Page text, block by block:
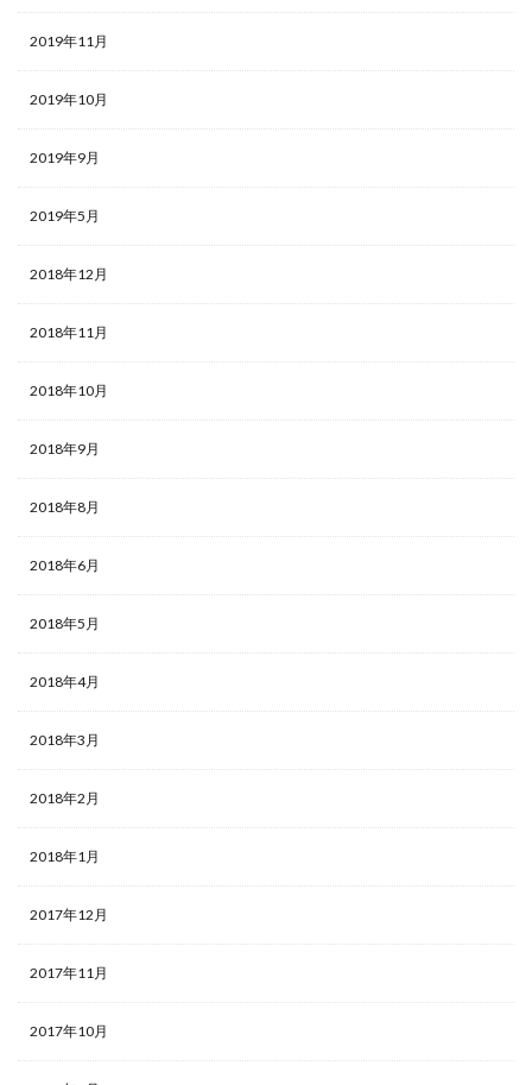
2019年11月
2019年10月
2019年9月
2019年5月
2018年12月
2018年11月
2018年10月
2018年9月
2018年8月
2018年6月
2018年5月
2018年4月
2018年3月
2018年2月
2018年1月
2017年12月
2017年11月
2017年10月